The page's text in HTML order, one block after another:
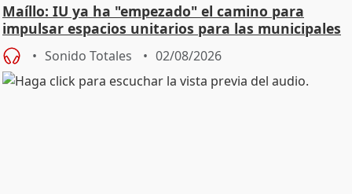
Maíllo: IU ya ha "empezado" el camino para
impulsar espacios unitarios para las municipales
Sonido Totales 02/08/2026